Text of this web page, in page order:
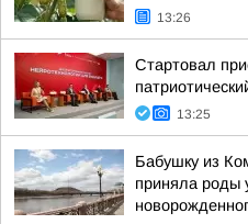
13:26
Стартовал
13:25
Бабушку из
приняла роды